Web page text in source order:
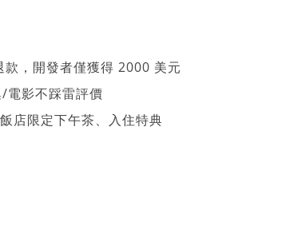
，開發者僅獲得 2000 美元
電影不踩雷評價
店限定下午茶、入住特典